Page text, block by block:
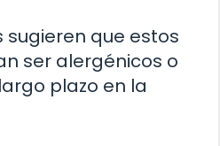
sugieren que estos
ser alergénicos o
plazo en la